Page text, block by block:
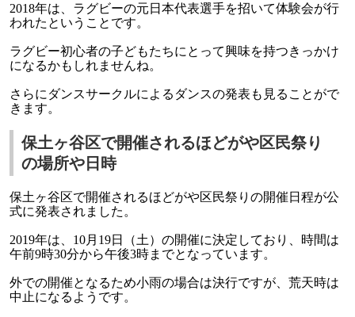
2018年は、ラグビーの元日本代表選手を招いて体験会が行
われたということです。
ラグビー初心者の子どもたちにとって興味を持つきっかけ
になるかもしれませんね。
さらにダンスサークルによるダンスの発表も見ることがで
きます。
保土ヶ谷区で開催されるほどがや区民祭り
の場所や日時
保土ヶ谷区で開催されるほどがや区民祭りの開催日程が公
式に発表されました。
2019年は、10月19日（土）の開催に決定しており、時間は
午前9時30分から午後3時までとなっています。
外での開催となるため小雨の場合は決行ですが、荒天時は
中止になるようです。